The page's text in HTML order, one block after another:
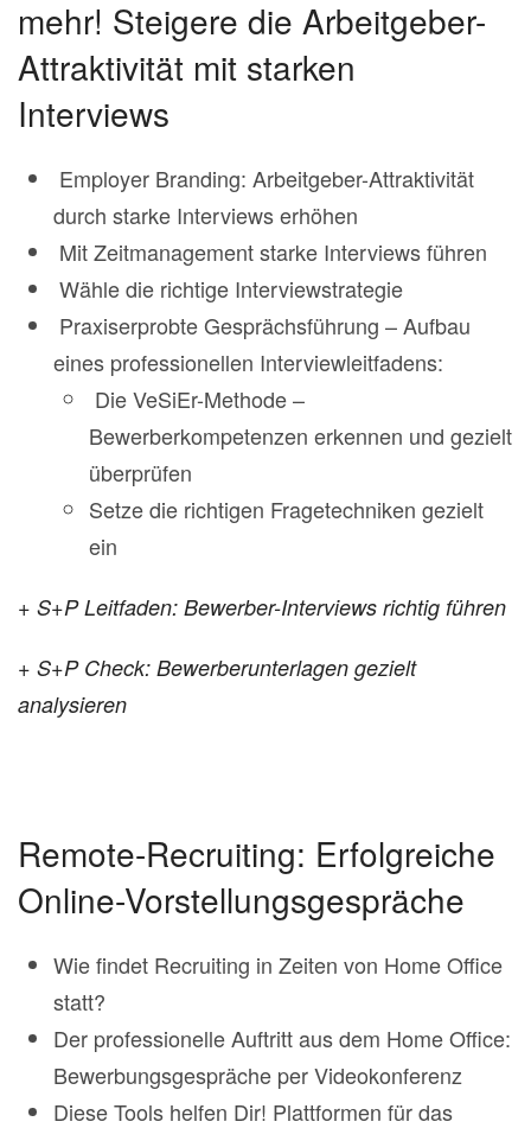
mehr! Steigere die Arbeitgeber-
Attraktivität mit starken
Interviews
Employer Branding: Arbeitgeber-Attraktivität
durch starke Interviews erhöhen
Mit Zeitmanagement starke Interviews führen
Wähle die richtige Interviewstrategie
Praxiserprobte Gesprächsführung – Aufbau
eines professionellen Interviewleitfadens:
Die VeSiEr-Methode –
Bewerberkompetenzen erkennen und gezielt
überprüfen
Setze die richtigen Fragetechniken gezielt
ein
+ S+P Leitfaden: Bewerber-Interviews richtig führen
+ S+P Check: Bewerberunterlagen gezielt
analysieren
Remote-Recruiting: Erfolgreiche
Online-Vorstellungsgespräche
Wie findet Recruiting in Zeiten von Home Office
statt?
Der professionelle Auftritt aus dem Home Office:
Bewerbungsgespräche per Videokonferenz
Diese Tools helfen Dir! Plattformen für das